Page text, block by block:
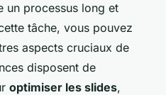
un processus long et
tâche, vous pouvez
aspects cruciaux de
disposent de
optimiser les slides,